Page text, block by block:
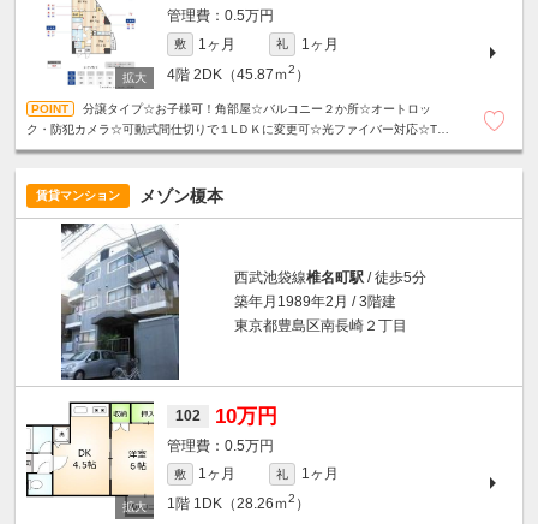
0.5万円
敷 1ヶ月 礼
1ヶ月
4階 2DK（45.87ｍ2 ）
分譲タイプ☆お子様可！角部屋☆バルコニー２か所☆オートロッ
ク・防犯カメラ☆可動式間仕切りで１LＤＫに変更可☆光ファイバー対応☆TV
賃貸マンション メゾン榎本
西武池袋線椎名町駅 / 徒歩5分
築年月1989年2月 / 3階建
東京都豊島区南長崎２丁目
102 10万円
0.5万円
敷 1ヶ月 礼
1ヶ月
1階 1DK（28.26ｍ2 ）